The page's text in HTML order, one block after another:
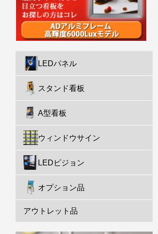
LEDパネル
スタンド看板
A型看板
ウィンドウサイン
LEDビジョン
オプション品
アウトレット品